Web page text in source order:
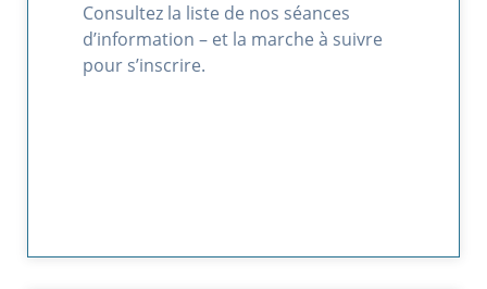
Consultez la liste de nos séances
d’information – et la marche à suivre
pour s’inscrire.